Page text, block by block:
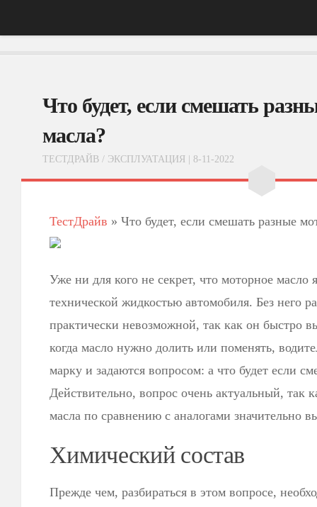
АвтоНовости
ФотоОбзоры
ВидеоОбзоры
Что будет, если смешать
масла?
ТЕСТДРАЙВ / ЭКСПЛУАТАЦИЯ | 8-11-2022
ТестДрайв » Что будет, если смешать разные
Уже ни для кого не секрет, что моторное масло
технической жидкостью автомобиля. Без него
практически невозможной, так как он быстро
когда масло нужно долить или поменять,
марку и задаются вопросом: а что будет если
Действительно, вопрос очень актуальный, так
масла по сравнению с аналогами значительно
Химический состав
Прежде чем, разбираться в этом вопросе,